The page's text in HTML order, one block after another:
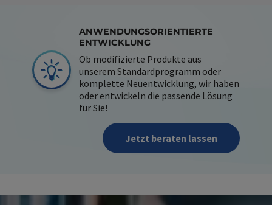
ANWENDUNGSORIENTIERTE
ENTWICKLUNG
Ob modifizierte Produkte aus
unserem Standardprogramm oder
komplette Neuentwicklung, wir haben
oder entwickeln die passende Lösung
für Sie!
Jetzt beraten lassen